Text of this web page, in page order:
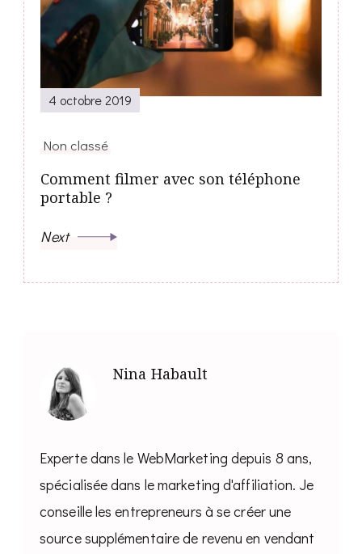
4 octobre 2019
Non classé
Comment filmer avec son téléphone
portable ?
Next
Nina Habault
Experte dans le WebMarketing depuis 8 ans,
spécialisée dans le marketing d'affiliation. Je
conseille les entrepreneurs à se créer une
source supplémentaire de revenu en vendant